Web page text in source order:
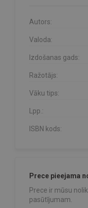
Autors:
Valoda:
Izdošanas gads:
Ražotājs:
Vāku tips:
Lpp.:
ISBN kods:
Prece pieejama
Prece ir mūsu
pasūtījumam.